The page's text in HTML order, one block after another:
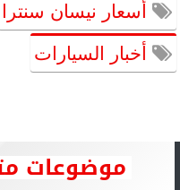
أسعار نيسان سنترا
أخبار السيارات
موضوعات